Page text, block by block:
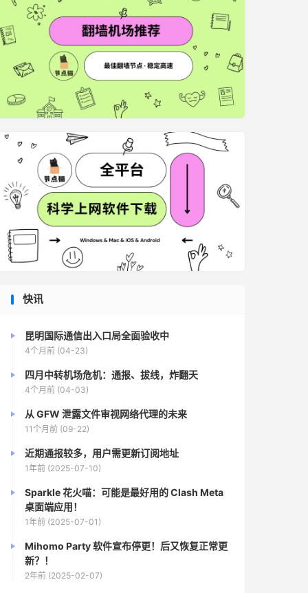
快讯
昆明国际通信出入口局全面验收中
4个月前 (04-23)
四月中转机场危机：通报、拔线，炸翻天
4个月前 (04-03)
从 GFW 泄露文件审视网络代理的未来
11个月前 (09-22)
近期通报较多，用户需更新订阅地址
1年前 (2025-07-10)
Sparkle 花火喵：可能是最好用的 Clash Meta
桌面端应用！
1年前 (2025-07-01)
Mihomo Party 软件宣布停更！后又恢复正常更
新？！
2年前 (2025-02-07)